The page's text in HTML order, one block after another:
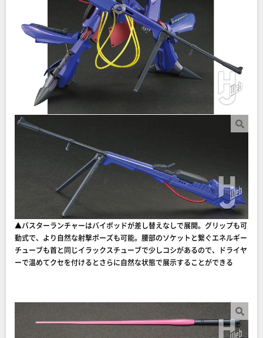
▲バスターランチャーはバイポッドが差し替えなしで展開。グリップも可
動式で、より自然な射撃ポーズも可能。腰部のソケットと繋ぐエネルギー
チューブも首と同じイラックスチューブで少しコシがあるので、ドライヤ
ーで温めてクセを付けるとさらに自然な状態で展示することができる